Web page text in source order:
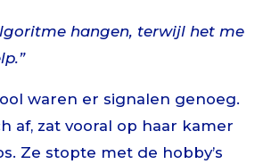
hangen, terwijl het me
waren er signalen genoeg.
af, zat vooral op haar kamer
Ze stopte met de hobby’s